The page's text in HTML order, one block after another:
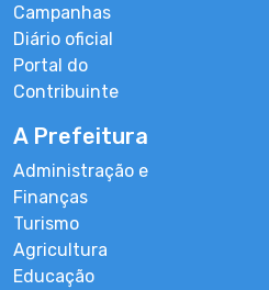
Campanhas
Diário oficial
Portal do
Contribuinte
A Prefeitura
Administração e
Finanças
Turismo
Agricultura
Educação